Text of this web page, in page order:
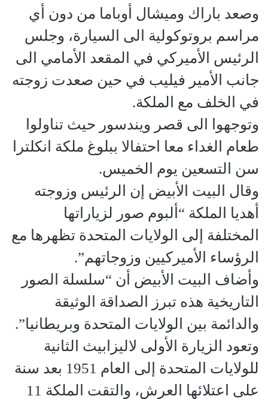
وصعد باراك وميشال أوباما من دون أي
مراسم بروتوكولية الى السيارة، وجلس
الرئيس الأميركي في المقعد الأمامي الى
جانب الأمير فيليب في حين صعدت زوجته
في الخلف مع الملكة.
وتوجهوا الى قصر ويندسور حيث تناولوا
طعام الغداء معا احتفالا ببلوغ ملكة انكلترا
سن التسعين يوم الخميس.
وقال البيت الأبيض إن الرئيس وزوجته
أهديا الملكة “ألبوم صور لزياراتها
المختلفة إلى الولايات المتحدة تظهرها مع
الرؤساء الأميركيين وزوجاتهم”.
وأضاف البيت الأبيض أن “سلسلة الصور
التاريخية هذه تبرز الصداقة الوثيقة
والدائمة بين الولايات المتحدة وبريطانيا”.
وتعود الزيارة الأولى لاليزابيث الثانية
للولايات المتحدة إلى العام 1951 بعد سنة
على اعتلائها العرش، والتقت الملكة 11